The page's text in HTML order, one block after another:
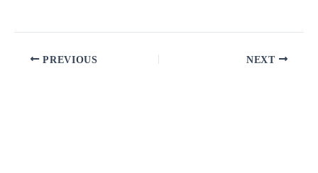
PREVIOUS NEXT